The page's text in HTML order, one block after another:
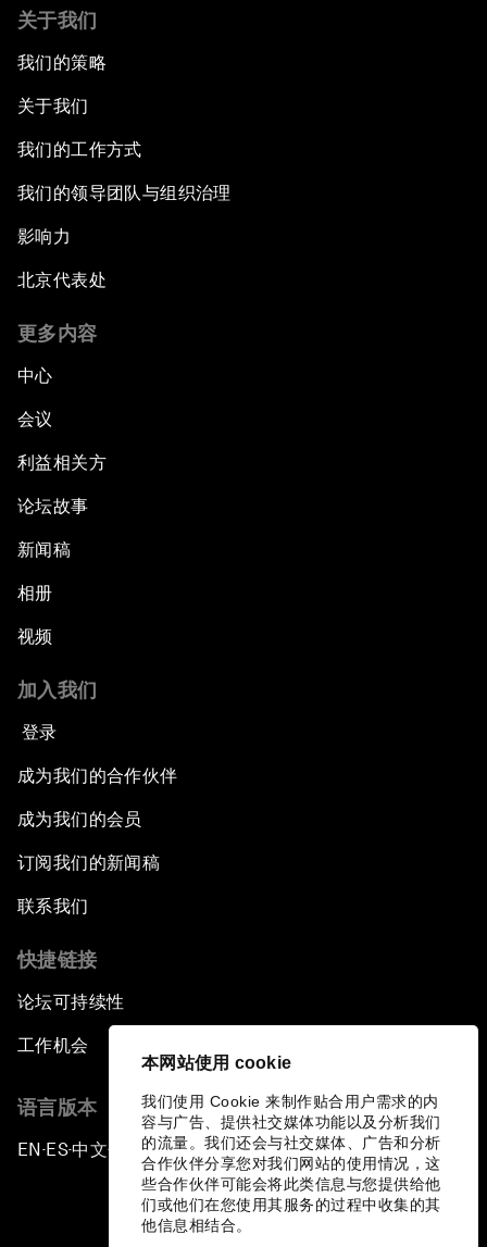
本网站使用 cookie
我们使用 Cookie 来制作贴合用户需求的内
容与广告、提供社交媒体功能以及分析我们
的流量。我们还会与社交媒体、广告和分析
合作伙伴分享您对我们网站的使用情况，这
些合作伙伴可能会将此类信息与您提供给他
们或他们在您使用其服务的过程中收集的其
他信息相结合。
关于我们
我们的策略
关于我们
我们的工作方式
我们的领导团队与组织治理
影响力
北京代表处
更多内容
中心
会议
利益相关方
论坛故事
新闻稿
相册
视频
加入我们
登录
成为我们的合作伙伴
成为我们的会员
订阅我们的新闻稿
联系我们
快捷链接
论坛可持续性
工作机会
语言版本
EN ▪ ES▪中文▪ 日本語